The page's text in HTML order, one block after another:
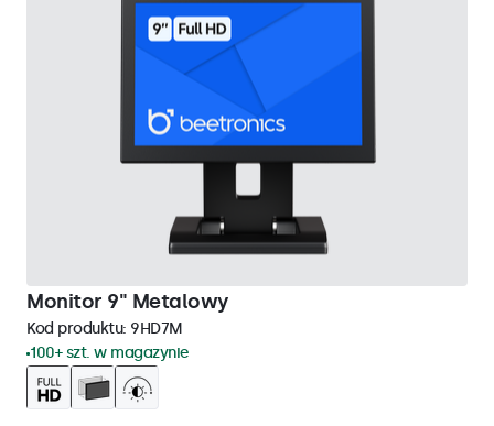
Monitor 9" Metalowy
Kod produktu: 9HD7M
100+ szt. w magazynie